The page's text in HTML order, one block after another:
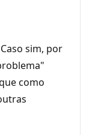
sim, por
como